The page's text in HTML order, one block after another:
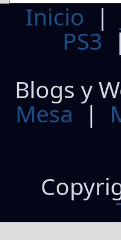
Inicio |
PS3
Blogs y
Mesa |